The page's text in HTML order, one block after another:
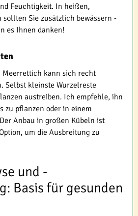
Feuchtigkeit. In heißen,
Sie zusätzlich bewässern -
es Ihnen danken!
Meerrettich kann sich recht
Selbst kleinste Wurzelreste
austreiben. Ich empfehle, ihn
zu pflanzen oder in einem
Anbau in großen Kübeln ist
um die Ausbreitung zu
und -
Basis für gesunden